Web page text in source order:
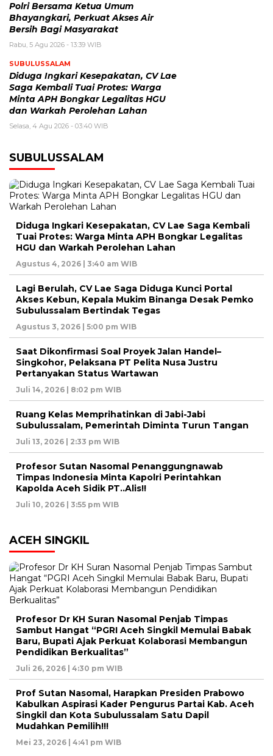
Polri Bersama Ketua Umum
Bhayangkari, Perkuat Akses Air
Bersih Bagi Masyarakat
Rabu, 5 Agu 2026 - 13:39 WIB
SUBULUSSALAM
Diduga Ingkari Kesepakatan, CV Lae
Saga Kembali Tuai Protes: Warga
Minta APH Bongkar Legalitas HGU
dan Warkah Perolehan Lahan
Selasa, 4 Agu 2026 - 03:40 WIB
SUBULUSSALAM
Diduga Ingkari Kesepakatan, CV Lae Saga Kembali
Tuai Protes: Warga Minta APH Bongkar Legalitas
HGU dan Warkah Perolehan Lahan
Agustus 4, 2026 | 3:40 am WIB
Lagi Berulah, CV Lae Saga Diduga Kunci Portal
Akses Kebun, Kepala Mukim Binanga Desak Pemko
Subulussalam Bertindak Tegas
Agustus 3, 2026 | 5:00 pm WIB
Saat Dikonfirmasi Soal Proyek Jalan Handel–
Singkohor, Pelaksana PT Pelita Nusa Justru
Pertanyakan Status Wartawan
Juli 14, 2026 | 8:02 pm WIB
Ruang Kelas Memprihatinkan di Jabi-Jabi
Subulussalam, Pemerintah Diminta Turun Tangan
Juli 13, 2026 | 2:33 pm WIB
Profesor Sutan Nasomal Penanggungnawab
Timpas Indonesia Minta Kapolri Perintahkan
Kapolda Aceh Sidik PT..Alis!!
Juli 10, 2026 | 3:55 pm WIB
ACEH SINGKIL
Profesor Dr KH Suran Nasomal Penjab Timpas
Sambut Hangat “PGRI Aceh Singkil Memulai Babak
Baru, Bupati Ajak Perkuat Kolaborasi Membangun
Pendidikan Berkualitas”
Juli 26, 2026 | 4:30 pm WIB
Prof Sutan Nasomal, Harapkan Presiden Prabowo
Kabulkan Aspirasi Kader Pengurus Partai Kab. Aceh
Singkil dan Kota Subulussalam Satu Dapil
Mudahkan Pemilih!!!
Mei 23, 2026 | 4:41 pm WIB